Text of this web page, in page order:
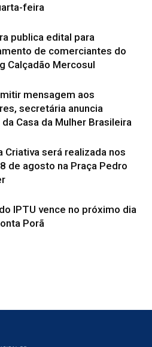
feira
publica edital para
de comerciantes do
Calçadão Mercosul
mensagem aos
secretária anuncia
Casa da Mulher Brasileira
Criativa será realizada nos
de agosto na Praça Pedro
IPTU vence no próximo dia
Porã